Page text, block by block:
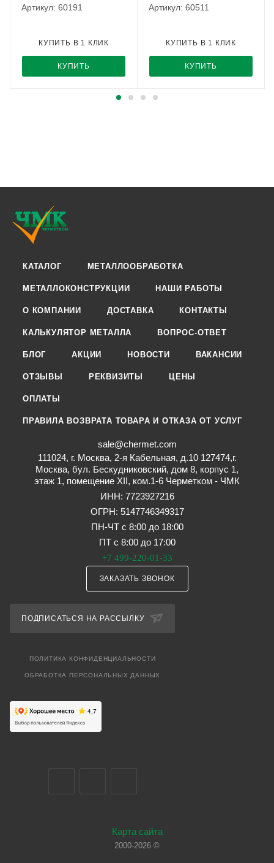
Артикул: 60191
КУПИТЬ
КУПИТЬ В 1 КЛИК
Артикул: 60511
КУПИТЬ
КУПИТЬ В 1 КЛИК
КАТАЛОГ МЕТАЛЛООБРАБОТКА
МЕТАЛЛОКОНСТРУКЦИИ НАШИ РАБОТЫ
О КОМПАНИИ ДОСТАВКА КОНТАКТЫ
КАЛЬКУЛЯТОР МЕТАЛЛА ВОПРОС-ОТВЕТ
БЛОГ АКЦИИ НОВОСТИ ВАКАНСИИ
ОТЗЫВЫ РЕКВИЗИТЫ ЦЕНЫ
ОПЛАТЫ
ПРАВИЛА ВОЗВРАТА ТОВАРА И ОТКАЗА ОТ УСЛУГ
sale@chermet.com
111024, г. Москва, 2-я Кабельная, д.10 127474,г.
Москва, бул. Бескудниковский, дом 8, корпус 1,
этаж 1, помещение XII, ком.1-6 Черметком - ЧМК
ИНН: 7723927216
ОГРН: 5147746349317
ПН-ЧТ с 8:00 до 18:00
ПТ с 8:00 до 17:00
+7 499-220-01-33
ЗАКАЗАТЬ ЗВОНОК
ПОДПИСАТЬСЯ НА РАССЫЛКУ
ПОЛИТИКА КОНФИДЕНЦИАЛЬНОСТИ
ОБРАБОТКА ПЕРСОНАЛЬНЫХ ДАННЫХ
Карта сайта
2000-2026 ©